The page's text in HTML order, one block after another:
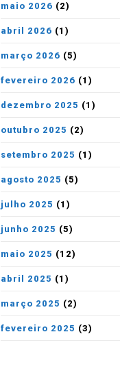
maio 2026 (2)
abril 2026 (1)
março 2026 (5)
fevereiro 2026 (1)
dezembro 2025 (1)
outubro 2025 (2)
setembro 2025 (1)
agosto 2025 (5)
julho 2025 (1)
junho 2025 (5)
maio 2025 (12)
abril 2025 (1)
março 2025 (2)
fevereiro 2025 (3)